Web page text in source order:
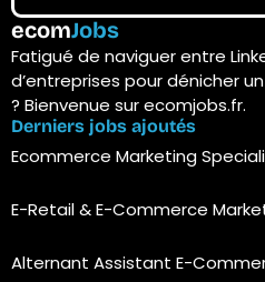
ecomJobs
Fatigué de naviguer entre
d’entreprises pour dénicher
? Bienvenue sur ecomjobs.fr.
Derniers jobs ajoutés
Ecommerce Marketing
E-Retail & E-Commerce
Alternant Assistant E-